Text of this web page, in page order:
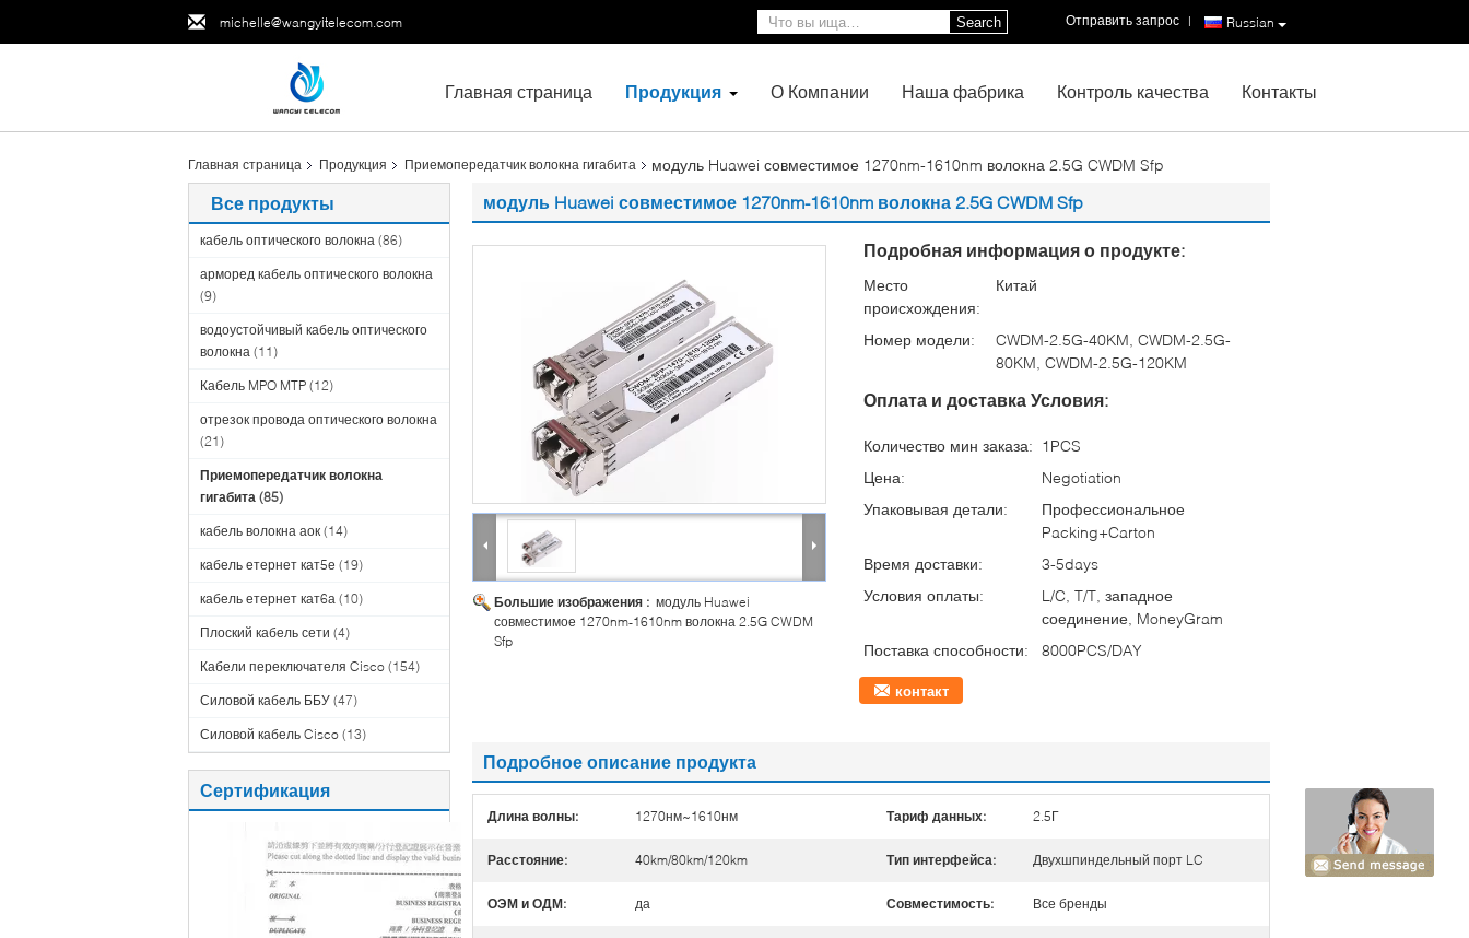
michelle@wangyitelecom.com Russian
Отправить запрос |
Search
Главная страница Продукция О Компании Наша фабрика Контроль качества Контакты
Главная страница Продукция Приемопередатчик волокна гигабита модуль Huawei совместимое 1270nm-1610nm волокна 2.5G CWDM Sfp
Все продукты
кабель оптического волокна (86)
арморед кабель оптического волокна
(9)
водоустойчивый кабель оптического
волокна (11)
Кабель MPO MTP (12)
отрезок провода оптического волокна
(21)
Приемопередатчик волокна
гигабита (85)
кабель волокна аок (14)
кабель етернет кат5е (19)
кабель етернет кат6а (10)
Плоский кабель сети (4)
Кабели переключателя Cisco (154)
Силовой кабель ББУ (47)
Силовой кабель Cisco (13)
Сертификация
модуль Huawei совместимое 1270nm-1610nm волокна 2.5G CWDM Sfp
Большие изображения : модуль Huawei
совместимое 1270nm-1610nm волокна 2.5G CWDM
Sfp
Подробная информация о продукте:
Место
происхождения:
Китай
Номер модели:
CWDM-2.5G-40KM, CWDM-2.5G-
80KM, CWDM-2.5G-120KM
Оплата и доставка Условия:
Количество мин заказа: 1PCS
Цена:
Negotiation
Упаковывая детали:
Профессиональное
Packing+Carton
Время доставки:
3-5days
Условия оплаты:
L/C, T/T, западное
соединение, MoneyGram
Поставка способности:
8000PCS/DAY
контакт
Подробное описание продукта
Длина волны: 1270нм~1610нм Тариф данных: 2.5Г
Расстояние: 40km/80km/120km Тип интерфейса: Двухшпиндельный порт LC
ОЭМ и ОДМ: да Совместимость: Все бренды